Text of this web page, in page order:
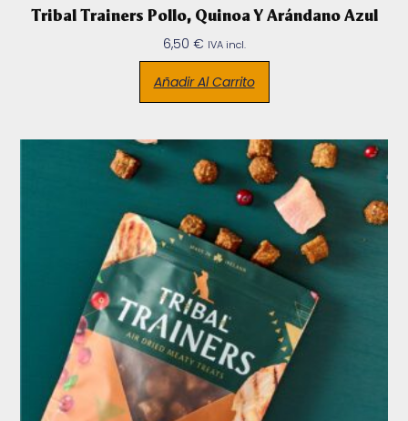
Tribal Trainers Pollo, Quinoa Y Arándano Azul
6,50 € IVA incl.
Añadir Al Carrito